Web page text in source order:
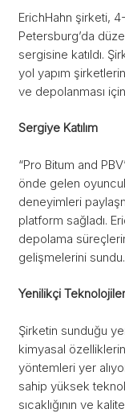
ErichHahn şirketi,
Petersburg’da
sergisine katıldı.
yol yapım
ve depolanması
Sergiye Katılım
“Pro Bitum and
önde gelen
deneyimleri
platform sağladı.
depolama
gelişmelerini sundu.
Yenilikçi Teknolojiler
Şirketin sunduğu
kimyasal
yöntemleri yer
sahip yüksek
sıcaklığının ve